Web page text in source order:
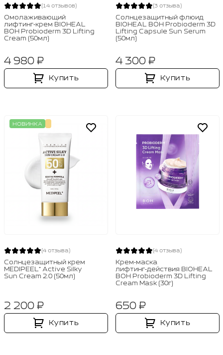
(14 отзывов)
Омолаживающий
лифтинг‑крем BIOHEAL
BOH Probioderm 3D Lifting
Cream (50мл)
4 980 ₽
Купить
(3 отзыва)
Солнцезащитный флюид
BIOHEAL BOH Probioderm 3D
Lifting Capsule Sun Serum
(50мл)
4 300 ₽
Купить
НОВИНКА
(4 отзыва)
Солнцезащитный крем
MEDIPEEL⁺ Active Silky
Sun Cream 2.0 (50мл)
2 200 ₽
Купить
(4 отзыва)
Крем‑маска
лифтинг‑действия BIOHEAL
BOH Probioderm 3D Lifting
Cream Mask (30г)
650 ₽
Купить